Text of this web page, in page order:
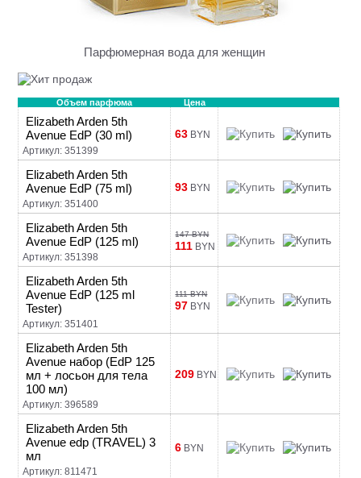
Парфюмерная вода для женщин
Объем парфюма Цена
Elizabeth Arden 5th
Avenue EdP (30 ml)
Артикул: 351399
63 BYN
Elizabeth Arden 5th
Avenue EdP (75 ml)
Артикул: 351400
93 BYN
Elizabeth Arden 5th
Avenue EdP (125 ml)
Артикул: 351398
147 BYN
111 BYN
Elizabeth Arden 5th
Avenue EdP (125 ml
Tester)
Артикул: 351401
111 BYN
97 BYN
Elizabeth Arden 5th
Avenue набор (EdP 125
мл + лосьон для тела
100 мл)
Артикул: 396589
209 BYN
Elizabeth Arden 5th
Avenue edp (TRAVEL) 3
мл
Артикул: 811471
6 BYN